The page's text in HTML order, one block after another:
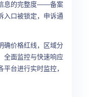
息的完整度——备案
入口被锁定，申诉通
价格红线，区域分
全面监控与快速响应
台进行实时监控，